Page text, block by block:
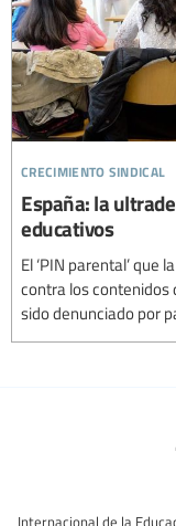
crecimiento sindical
España: la
educativos
El ‘PIN parental’
contra los contenidos
sido denunciado por